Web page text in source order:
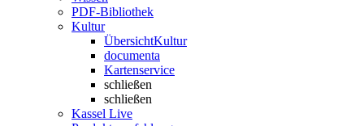
PDF-Bibliothek
Kultur
ÜbersichtKultur
documenta
Kartenservice
schließen
schließen
Kassel Live